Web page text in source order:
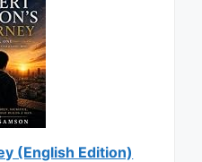
(English Edition)